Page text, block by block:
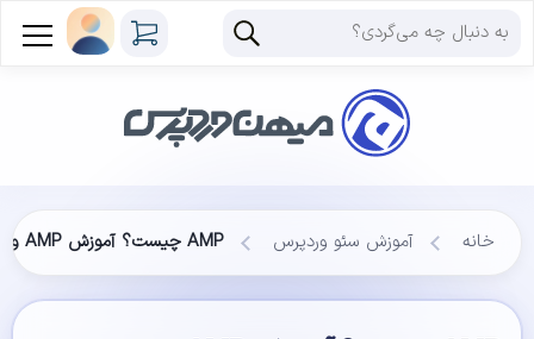
خانه آموزش سئو وردپرس AMP چیست؟ آموزش AMP و بررسی وضعیت آن در سئو ۲۰۲۶